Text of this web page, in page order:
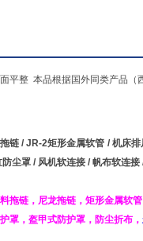
平整 本品根据国外同类产品
链 / JR-2矩形金属软管 / 机床
防尘罩 / 风机软连接 / 帆布软连接
拖链 ， 尼龙拖链 ， 矩形金属软管
罩 ， 盔甲式防护罩 ， 防尘折布 ，